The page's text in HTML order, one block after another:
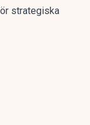
strategiska